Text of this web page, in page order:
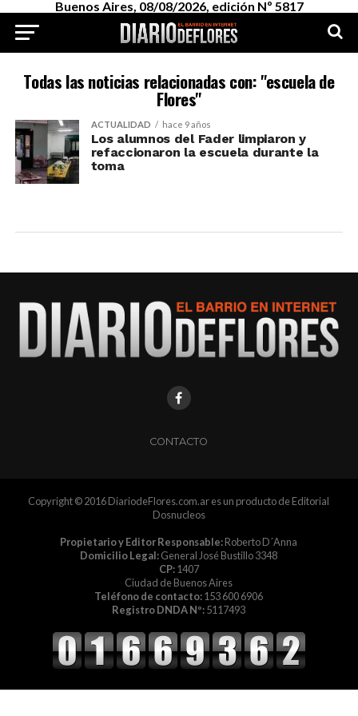
Buenos Aires, 08/08/2026, edición Nº 5817
Todas las noticias relacionadas con: "escuela de
Flores"
ACTUALIDAD hace 9 años
Los alumnos del Fader limpiaron y
refaccionaron la escuela durante la
toma
CONTACTO
Copyright © 2016 DiariodeFlores.com.ar es un producto de Editorial
Dosnucleos
Propietario y Editor Responsable:Roberto D´Anna
Domicilio Legal:General José Bustillo 3348
CP:1407
Ciudad de Buenos Aires
Teléfono de contacto:153 600 6906
Registro DNDA Nº:5117493